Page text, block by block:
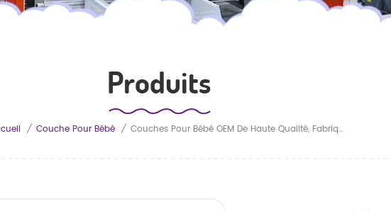
Produits
/ Couche Pour Bébé / Couches Pour Bébé OEM De Haute Qualité, Fabriquées En Chine